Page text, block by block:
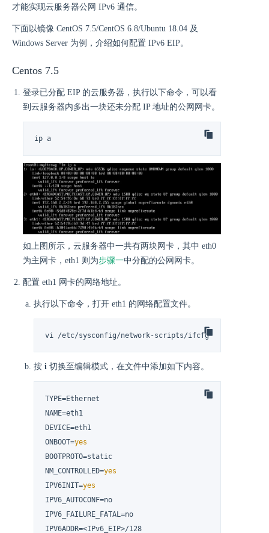
才能实现云服务器公网 IPv6 通信。
下面以镜像 CentOS 7.5/CentOS 6.8/Ubuntu 18.04 及
Windows Server 为例，介绍如何配置 IPv6 EIP。
Centos 7.5
登录已分配 EIP 的云服务器，执行以下命令，可以看
到云服务器内多出一块还未分配 IP 地址的公网网卡。
ip a
如上图所示，云服务器中一共有两块网卡，其中 eth0
为主网卡，eth1 则为步骤一中分配的公网网卡。
配置 eth1 网卡的网络地址。
执行以下命令，打开 eth1 的网络配置文件。
vi /etc/sysconfig/network-scripts/ifcfg-eth1
按 i 切换至编辑模式，在文件中添加如下内容。
TYPE=Ethernet
NAME=eth1
DEVICE=eth1
ONBOOT=yes
BOOTPROTO=static
NM_CONTROLLED=yes
IPV6INIT=yes
IPV6_AUTOCONF=no
IPV6_FAILURE_FATAL=no
IPV6ADDR=<IPv6_EIP>/128